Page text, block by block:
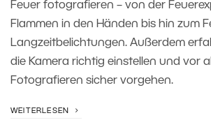
Feuer fotografieren – von der
Flammen in den Händen bis hin zum
Langzeitbelichtungen. Außerdem
die Kamera richtig einstellen und vor
Fotografieren sicher vorgehen.
WEITERLESEN